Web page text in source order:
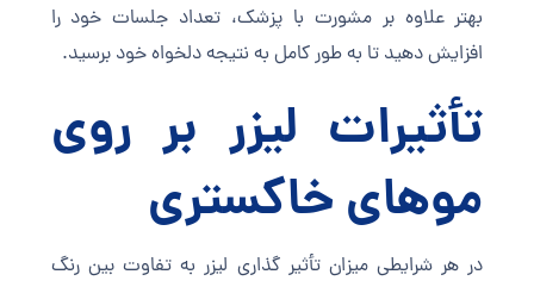
بهتر علاوه بر مشورت با پزشک، تعداد جلسات خود را
افزایش دهید تا به طور کامل به نتیجه دلخواه خود برسید.
تأثیرات لیزر بر روی
موهای خاکستری
در هر شرایطی میزان تأثیر گذاری لیزر به تفاوت بین رنگ